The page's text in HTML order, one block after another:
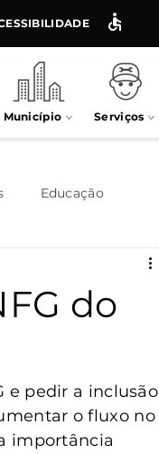
Município Serviços
Educação
do
e pedir a inclusão
o fluxo no
importância